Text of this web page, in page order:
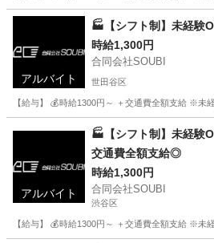
東京 世田谷区 倉庫 スタッフ
アルバイト
🏭【シフト制】未経験
時給1,300円
合同会社SOUBI
世田谷区
【給与】 💰時給1300円～ ＋交通費全額支給
倉庫 スタッフ
アルバイト
🏭【シフト制】未経験
交通費全額支給◎
時給1,300円
合同会社SOUBI
渋谷区
【給与】 💰時給1300円～ ＋交通費全額支給